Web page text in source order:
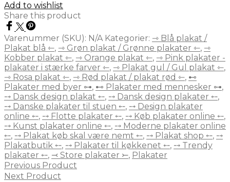
Add to wishlist
Share this product
Varenummer (SKU): N/A Kategorier: ⇾ Blå plakat /
Plakat blå ⇽, ⇾ Grøn plakat / Grønne plakater ⇽, ⇾
Kobber plakat ⇽, ⇾ Orange plakat ⇽, ⇾ Pink plakater -
plakater i stærke farver ⇽, ⇾ Plakat gul / Gul plakat ⇽,
⇾ Rosa plakat ⇽, ⇾ Rød plakat / plakat rød ⇽, ⊷
Plakater med byer ⊶, ⊷ Plakater med mennesker ⊶,
⤍ Dansk design plakat ⤌, ⤍ Dansk design plakater ⤌,
⤍ Danske plakater til stuen ⤌, ⤍ Design plakater
online ⤌, ⤍ Flotte plakater ⤌, ⤍ Køb plakater online ⤌,
⤍ Kunst plakater online ⤌, ⤍ Moderne plakater online
⤌, ⤍ Plakat køb skal være nemt ⤌, ⤍ Plakat shop ⤌, ⤍
Plakatbutik ⤌, ⤍ Plakater til køkkenet ⤌, ⤍ Trendy
plakater ⤌, ⤙ Store plakater ⤚, Plakater
Previous Product
Next Product